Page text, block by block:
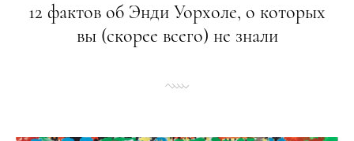
12 фактов об Энди Уорхоле, о которых
вы (скорее всего) не знали